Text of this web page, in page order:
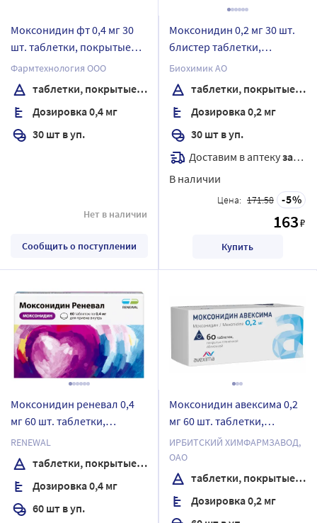
Моксонидин фт 0,4 мг 30
шт. таблетки, покрытые
пленочной оболочкой
Фармтехнология ООО
таблетки, покрытые пленочной оболочкой
Дозировка 0,4 мг
30 шт в уп.
Нет в наличии
Сообщить о поступлении
Моксонидин 0,2 мг 30 шт.
блистер таблетки,
покрытые пленочной
оболочкой
Биохимик АО
таблетки, покрытые пленочной оболочкой
Дозировка 0,2 мг
30 шт в уп.
Доставим в аптекузавтра
В наличии
Цена: 171.58 5
163₽
Купить
Моксонидин реневал 0,4
мг 60 шт. таблетки,
покрытые пленочной
оболочкой
RENEWAL
таблетки, покрытые пленочной оболочкой
Дозировка 0,4 мг
60 шт в уп.
Моксонидин авексима 0,2
мг 60 шт. таблетки,
покрытые пленочной
оболочкой
ИРБИТСКИЙ ХИМФАРМЗАВОД,
ОАО
таблетки, покрытые пленочной оболочкой
Дозировка 0,2 мг